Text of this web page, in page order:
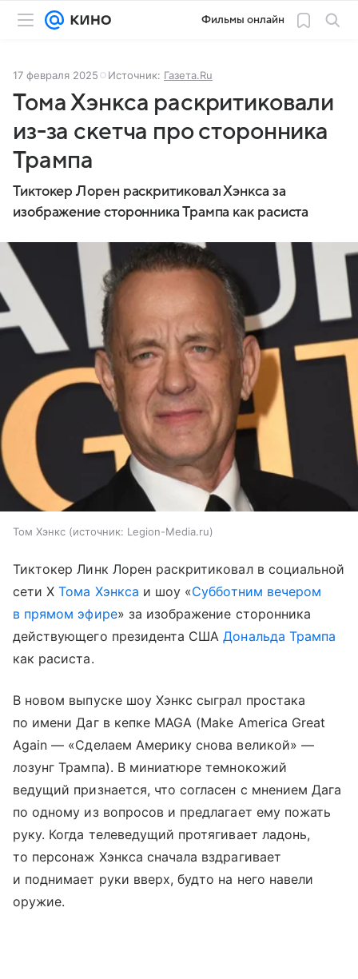
Фильмы онлайн
17 февраля 2025 Источник: Газета.Ru
Тома Хэнкса раскритиковали
из-за скетча про сторонника
Трампа
Тиктокер Лорен раскритиковал Хэнкса за
изображение сторонника Трампа как расиста
Том Хэнкс источник: Legion-Media.ru
Тиктокер Линк Лорен раскритиковал в социальной
сети XТома Хэнкса и шоу «Субботним вечером
в прямом эфире» за изображение сторонника
действующего президента СШАДональда Трампа
как расиста.
В новом выпуске шоу Хэнкс сыграл простака
по имени Даг в кепке MAGA (Make America Great
Again — «Сделаем Америку снова великой» —
лозунг Трампа). В миниатюре темнокожий
ведущий признается, что согласен с мнением Дага
по одному из вопросов и предлагает ему пожать
руку. Когда телеведущий протягивает ладонь,
то персонаж Хэнкса сначала вздрагивает
и поднимает руки вверх, будто на него навели
оружие.